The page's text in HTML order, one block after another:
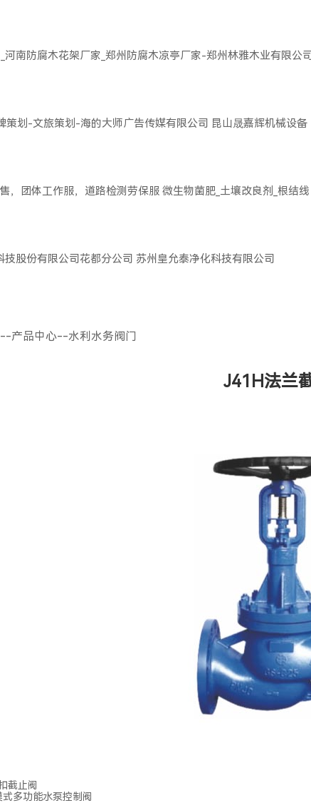
南防腐木花架厂家_郑州防腐木凉亭厂家-郑州林雅木业有限公
策划-文旅策划-海的大师广告传媒有限公司 昆山晟嘉辉机械设备
，团体工作服，道路检测劳保服 微生物菌肥_土壤改良剂_根结线
技股份有限公司花都分公司 苏州皇允泰净化科技有限公司
--产品中心--水利水务阀门
J41H法兰
截止阀
多功能水泵控制阀